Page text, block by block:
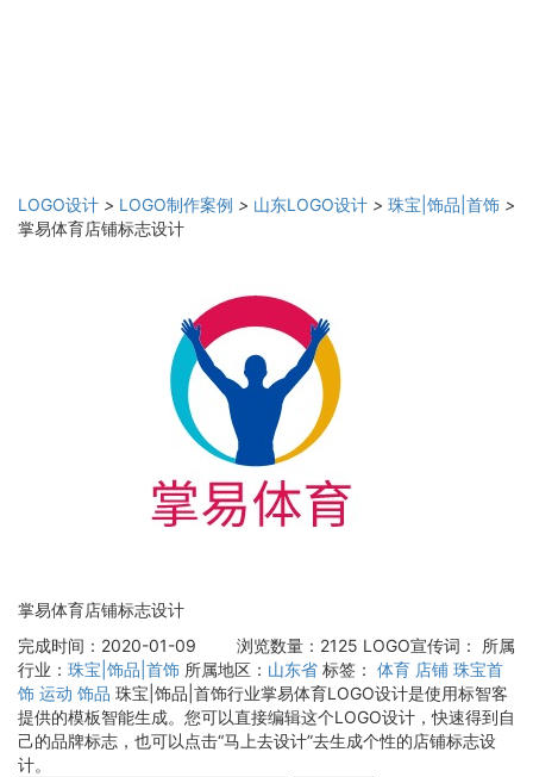
LOGO设计 > LOGO制作案例 > 山东LOGO设计 > 珠宝|饰品|首饰 >
掌易体育店铺标志设计
掌易体育店铺标志设计
完成时间：2020-01-09
浏览数量：2125 LOGO宣传词：
所属
行业： 珠宝|饰品|首饰 所属地区： 山东省 标签： 体育 店铺 珠宝首
饰 运动 饰品 珠宝|饰品|首饰行业掌易体育LOGO设计是使用标智客
提供的模板智能生成。您可以直接编辑这个LOGO设计，快速得到自
己的品牌标志，也可以点击“马上去设计”去生成个性的店铺标志设
计。